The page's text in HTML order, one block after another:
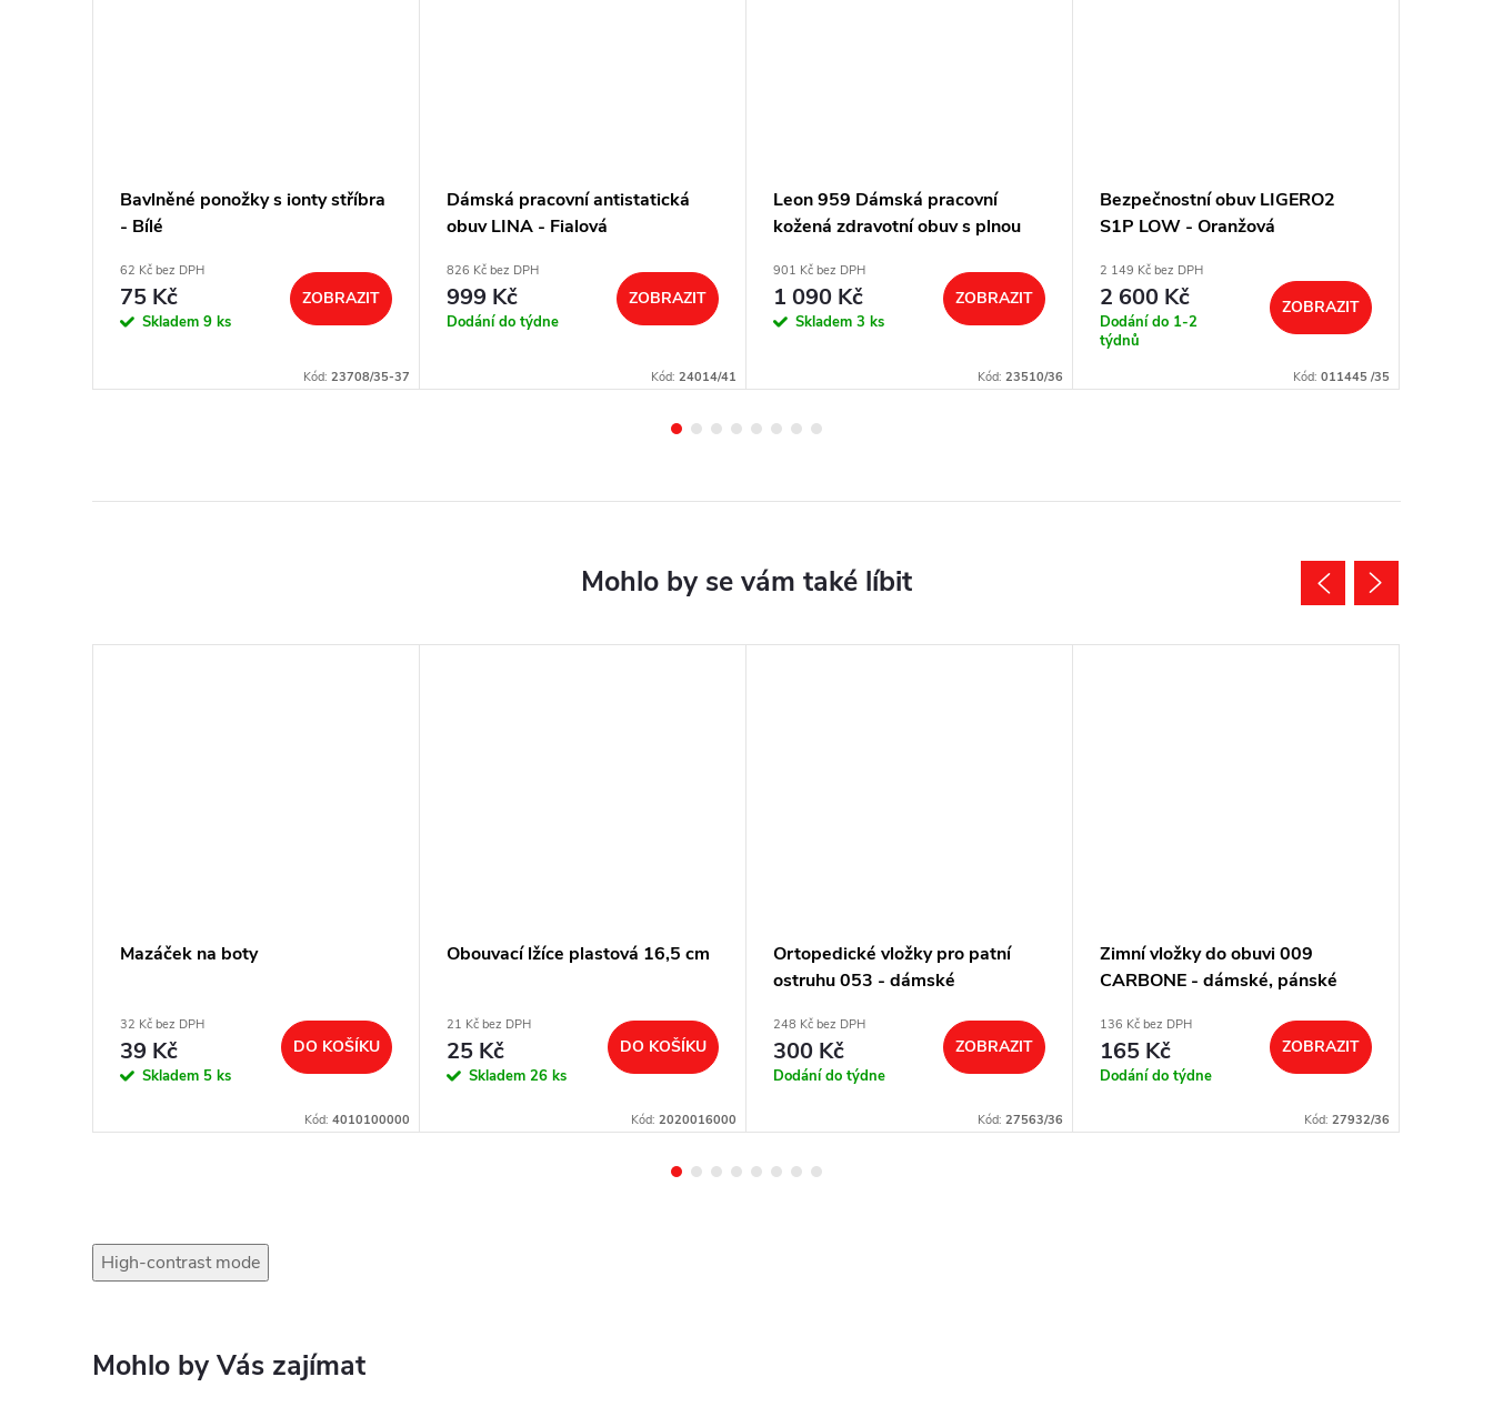
Bavlněné ponožky s ionty stříbra
- Bílé
62 Kč bez DPH
75 Kč
Skladem 9 ks
ZOBRAZIT
Kód: 23708/35-37
Dámská pracovní antistatická
obuv LINA - Fialová
826 Kč bez DPH
999 Kč
Dodání do týdne
ZOBRAZIT
Kód: 24014/41
Leon 959 Dámská pracovní
kožená zdravotní obuv s plnou
901 Kč bez DPH
1 090 Kč
Skladem 3 ks
ZOBRAZIT
Kód: 23510/36
Bezpečnostní obuv LIGERO2
S1P LOW - Oranžová
2 149 Kč bez DPH
2 600 Kč
Dodání do 1-2
týdnů
ZOBRAZIT
Kód: 011445 /35
Mazáček na boty
32 Kč bez DPH
39 Kč
Skladem 5 ks
DO KOŠÍKU
Kód: 4010100000
Obouvací lžíce plastová 16,5 cm
21 Kč bez DPH
25 Kč
Skladem 26 ks
DO KOŠÍKU
Kód: 2020016000
Ortopedické vložky pro patní
ostruhu 053 - dámské
248 Kč bez DPH
300 Kč
Dodání do týdne
ZOBRAZIT
Kód: 27563/36
Zimní vložky do obuvi 009
CARBONE - dámské, pánské
136 Kč bez DPH
165 Kč
Dodání do týdne
ZOBRAZIT
Kód: 27932/36
High-contrast mode
Mohlo by Vás zajímat